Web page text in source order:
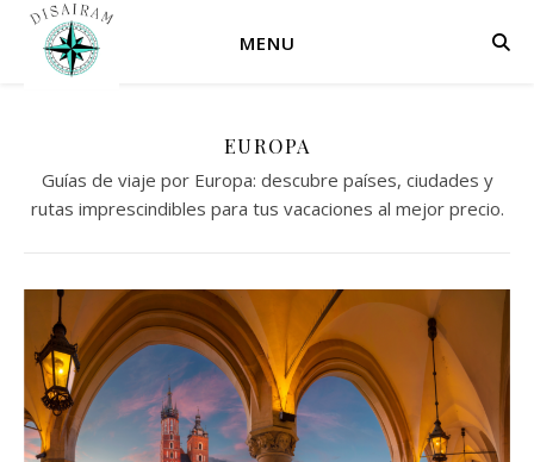
MENU
EUROPA
Guías de viaje por Europa: descubre países, ciudades y
rutas imprescindibles para tus vacaciones al mejor precio.